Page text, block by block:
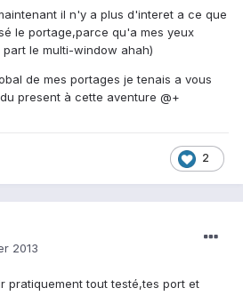
il n'y a plus d'interet a ce que
le portage,parce qu'a mes yeux
le multi-window ahah)
de mes portages je tenais a vous
present à cette aventure @+
2
2013
pratiquement tout testé,tes port et